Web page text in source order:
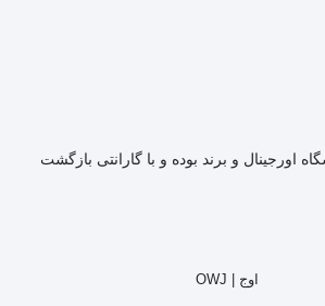
اورجینال و برند بوده و با گارانتی بازگشت
اوج | OWJ